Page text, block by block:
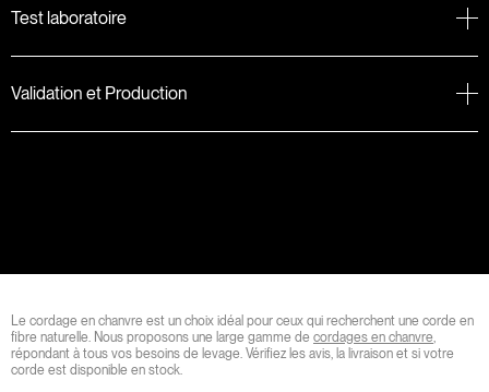
Test laboratoire
Validation et Production
Le cordage en chanvre est un choix idéal pour ceux qui recherchent une corde en
fibre naturelle. Nous proposons une large gamme de cordages en chanvre
répondant à tous vos besoins de levage. Vérifiez les avis, la livraison et si votre
corde est disponible en stock.